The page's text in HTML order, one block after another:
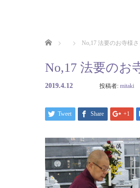
ホーム No,17 法要のお寺様
No,17 法要のお
2019.4.12 投稿者: mitaki
Tweet Share +1